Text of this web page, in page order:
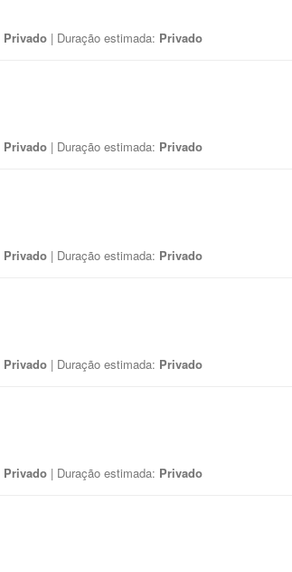
Privado | Duração estimada: Privado
Privado | Duração estimada: Privado
Privado | Duração estimada: Privado
Privado | Duração estimada: Privado
Privado | Duração estimada: Privado